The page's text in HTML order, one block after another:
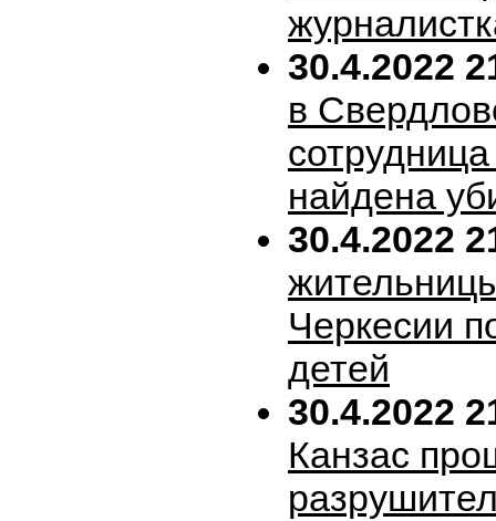
30.4.2022
в
найдена
30.4.2022
Черкесии
детей
30.4.2022
Канзас